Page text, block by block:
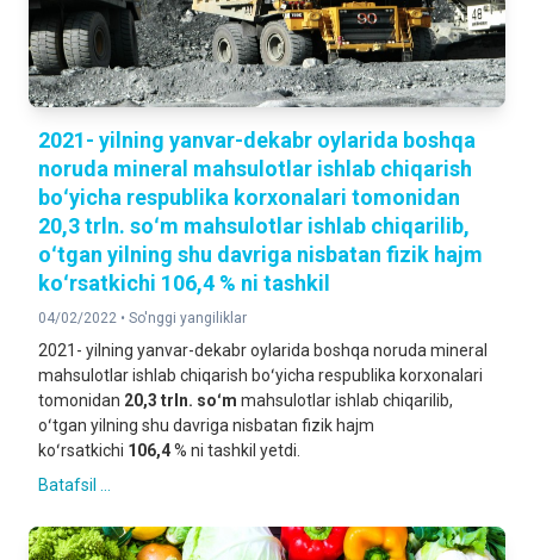
2021- yilning yanvar-dekabr oylarida boshqa
noruda mineral mahsulotlar ishlab chiqarish
boʻyicha respublika korxonalari tomonidan
20,3 trln. soʻm mahsulotlar ishlab chiqarilib,
oʻtgan yilning shu davriga nisbatan fizik hajm
koʻrsatkichi 106,4 % ni tashkil
04/02/2022 • So'nggi yangiliklar
2021- yilning yanvar-dekabr oylarida boshqa noruda mineral
mahsulotlar ishlab chiqarish boʻyicha respublika korxonalari
tomonidan 20,3 trln. soʻm mahsulotlar ishlab chiqarilib,
oʻtgan yilning shu davriga nisbatan fizik hajm
koʻrsatkichi 106,4% ni tashkil yetdi.
Batafsil ...